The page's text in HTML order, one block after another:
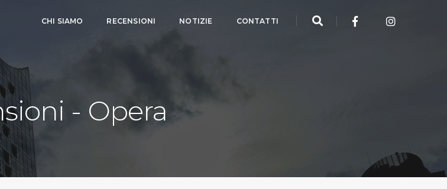
CHI SIAMO RECENSIONI NOTIZIE CONTATTI
- Opera